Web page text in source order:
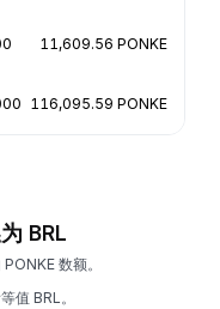
11,609.56 PONKE
116,095.59 PONKE
BRL
数额。
值 BRL。